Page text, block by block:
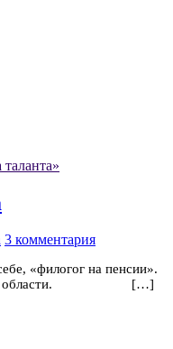
таланта»
3 комментария
«филогог на пенсии».
области. […]